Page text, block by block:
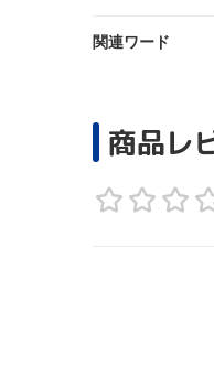
関連ワード
商品レ